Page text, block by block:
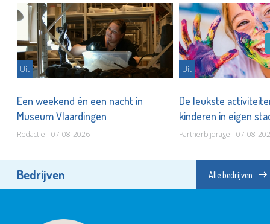
Uit
Een weekend én een nacht in
Museum Vlaardingen
Redactie - 07-08-2026
Uit
De leukste
kinderen in eigen
Partnerbijdrage - 07-08-
Bedrijven Alle bedrijven